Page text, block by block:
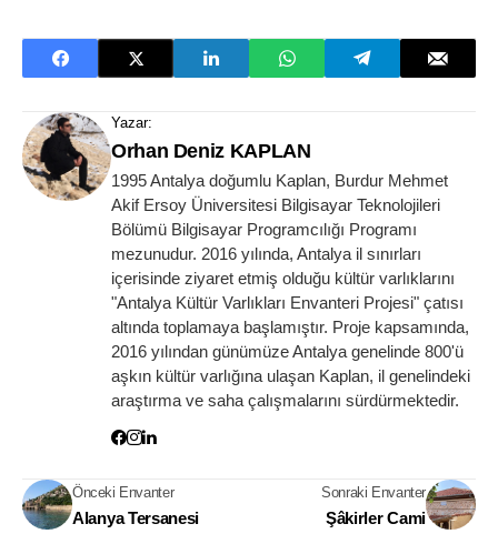
Yazar:
Orhan Deniz KAPLAN
1995 Antalya doğumlu Kaplan, Burdur Mehmet
Akif Ersoy Üniversitesi Bilgisayar Teknolojileri
Bölümü Bilgisayar Programcılığı Programı
mezunudur. 2016 yılında, Antalya il sınırları
içerisinde ziyaret etmiş olduğu kültür varlıklarını
"Antalya Kültür Varlıkları Envanteri Projesi" çatısı
altında toplamaya başlamıştır. Proje kapsamında,
2016 yılından günümüze Antalya genelinde 800'ü
aşkın kültür varlığına ulaşan Kaplan, il genelindeki
araştırma ve saha çalışmalarını sürdürmektedir.
Önceki Envanter
Alanya Tersanesi
Sonraki Envanter
Şâkirler Cami